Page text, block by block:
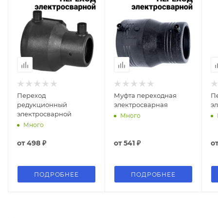
Переход
редукционный
электросварной
Много
от498 ₽
ПОДРОБНЕЕ
Муфта переходная
электросварная
Много
от541 ₽
ПОДРОБНЕЕ